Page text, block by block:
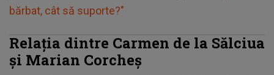
bărbat, cât să suporte?"
Relația dintre Carmen de la Sălciua
și Marian Corcheș